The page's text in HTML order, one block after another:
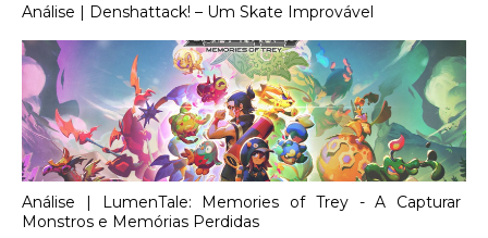
Análise | Denshattack! – Um Skate Improvável
Análise | LumenTale: Memories of Trey - A Capturar
Monstros e Memórias Perdidas